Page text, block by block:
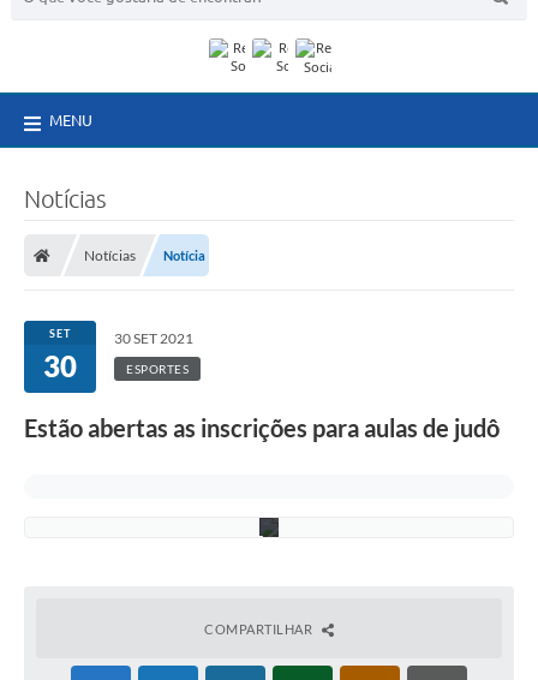
MENU
Notícias
Notícias Notícia
SET
30
30 SET 2021
ESPORTES
Estão abertas as inscrições para aulas de judô
v
COMPARTILHAR